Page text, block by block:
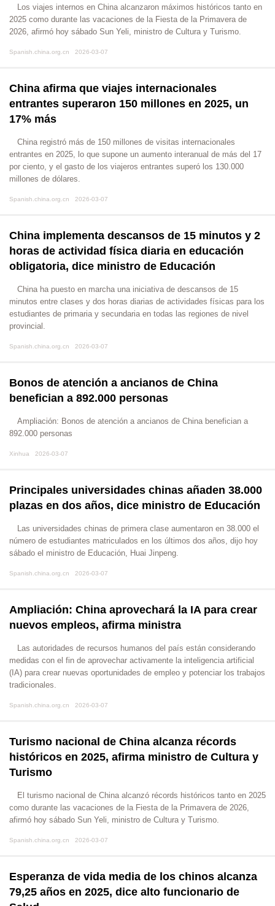
​Los viajes internos en China alcanzaron máximos históricos tanto en
2025 como durante las vacaciones de la Fiesta de la Primavera de
2026, afirmó hoy sábado Sun Yeli, ministro de Cultura y Turismo.
Spanish.china.org.cn 2026-03-07
China afirma que viajes internacionales
entrantes superaron 150 millones en 2025, un
17% más
​China registró más de 150 millones de visitas internacionales
entrantes en 2025, lo que supone un aumento interanual de más del 17
por ciento, y el gasto de los viajeros entrantes superó los 130.000
millones de dólares.
Spanish.china.org.cn 2026-03-07
China implementa descansos de 15 minutos y 2
horas de actividad física diaria en educación
obligatoria, dice ministro de Educación
​China ha puesto en marcha una iniciativa de descansos de 15
minutos entre clases y dos horas diarias de actividades físicas para los
estudiantes de primaria y secundaria en todas las regiones de nivel
provincial.
Spanish.china.org.cn 2026-03-07
Bonos de atención a ancianos de China
benefician a 892.000 personas
Ampliación: Bonos de atención a ancianos de China benefician a
892.000 personas
Xinhua 2026-03-07
Principales universidades chinas añaden 38.000
plazas en dos años, dice ministro de Educación
​Las universidades chinas de primera clase aumentaron en 38.000 el
número de estudiantes matriculados en los últimos dos años, dijo hoy
sábado el ministro de Educación, Huai Jinpeng.
Spanish.china.org.cn 2026-03-07
Ampliación: China aprovechará la IA para crear
nuevos empleos, afirma ministra
Las autoridades de recursos humanos del país están considerando
medidas con el fin de aprovechar activamente la inteligencia artificial
(IA) para crear nuevas oportunidades de empleo y potenciar los trabajos
tradicionales.
Spanish.china.org.cn 2026-03-07
Turismo nacional de China alcanza récords
históricos en 2025, afirma ministro de Cultura y
Turismo
​El turismo nacional de China alcanzó récords históricos tanto en 2025
como durante las vacaciones de la Fiesta de la Primavera de 2026,
afirmó hoy sábado Sun Yeli, ministro de Cultura y Turismo.
Spanish.china.org.cn 2026-03-07
Esperanza de vida media de los chinos alcanza
79,25 años en 2025, dice alto funcionario de